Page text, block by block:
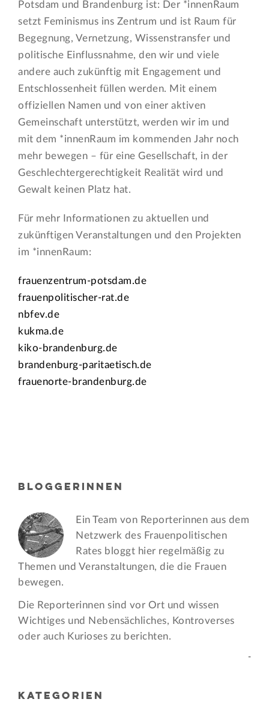
Potsdam und Brandenburg ist: Der *innenRaum
setzt Feminismus ins Zentrum und ist Raum für
Begegnung, Vernetzung, Wissenstransfer und
politische Einflussnahme, den wir und viele
andere auch zukünftig mit Engagement und
Entschlossenheit füllen werden. Mit einem
offiziellen Namen und von einer aktiven
Gemeinschaft unterstützt, werden wir im und
mit dem *innenRaum im kommenden Jahr noch
mehr bewegen – für eine Gesellschaft, in der
Geschlechtergerechtigkeit Realität wird und
Gewalt keinen Platz hat.
Für mehr Informationen zu aktuellen und
zukünftigen Veranstaltungen und den Projekten
im *innenRaum:
frauenzentrum-potsdam.de
frauenpolitischer-rat.de
nbfev.de
kukma.de
kiko-brandenburg.de
brandenburg-paritaetisch.de
frauenorte-brandenburg.de
BLOGGERINNEN
Ein Team von Reporterinnen aus dem
Netzwerk des Frauen­politischen
Rates bloggt hier regelmäßig zu
Themen und Veran­staltungen, die die Frauen
bewegen.
Die Reporterinnen sind vor Ort und wissen
Wichtiges und Nebensächliches, Kontroverses
oder auch Kurioses zu berichten.
-
KATEGORIEN